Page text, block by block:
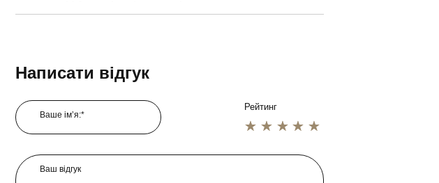
Написати відгук
Ваше ім’я:*
Рейтинг
1 star
2 star
3 star
4 star
5 star
Ваш відгук